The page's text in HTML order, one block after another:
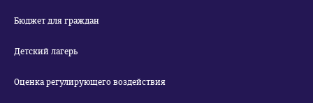
Бюджет для граждан
Детский лагерь
Оценка регулирующего воздействия